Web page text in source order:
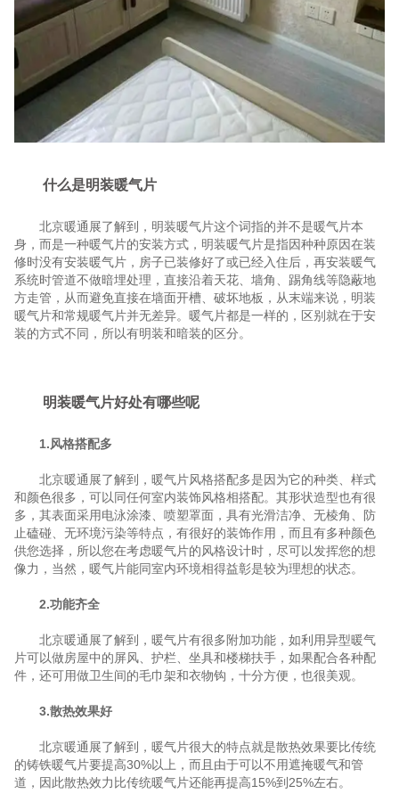
什么是明装暖气片
北京暖通展了解到，明装暖气片这个词指的并不是暖气片本
身，而是一种暖气片的安装方式，明装暖气片是指因种种原因在装
修时没有安装暖气片，房子已装修好了或已经入住后，再安装暖气
系统时管道不做暗埋处理，直接沿着天花、墙角、踢角线等隐蔽地
方走管，从而避免直接在墙面开槽、破坏地板，从末端来说，明装
暖气片和常规暖气片并无差异。暖气片都是一样的，区别就在于安
装的方式不同，所以有明装和暗装的区分。
明装暖气片好处有哪些呢
1.风格搭配多
北京暖通展了解到，暖气片风格搭配多是因为它的种类、样式
和颜色很多，可以同任何室内装饰风格相搭配。其形状造型也有很
多，其表面采用电泳涂漆、喷塑罩面，具有光滑洁净、无棱角、防
止磕碰、无环境污染等特点，有很好的装饰作用，而且有多种颜色
供您选择，所以您在考虑暖气片的风格设计时，尽可以发挥您的想
像力，当然，暖气片能同室内环境相得益彰是较为理想的状态。
2.功能齐全
北京暖通展了解到，暖气片有很多附加功能，如利用异型暖气
片可以做房屋中的屏风、护栏、坐具和楼梯扶手，如果配合各种配
件，还可用做卫生间的毛巾架和衣物钩，十分方便，也很美观。
3.散热效果好
北京暖通展了解到，暖气片很大的特点就是散热效果要比传统
的铸铁暖气片要提高30%以上，而且由于可以不用遮掩暖气和管
道，因此散热效力比传统暖气片还能再提高15%到25%左右。